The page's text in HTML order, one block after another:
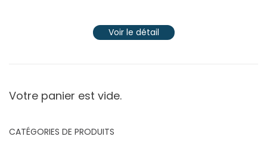
Voir le détail
Votre panier est vide.
CATÉGORIES DE PRODUITS